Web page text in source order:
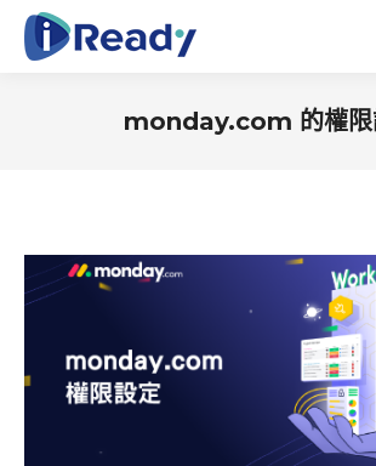
monday.com 的權限